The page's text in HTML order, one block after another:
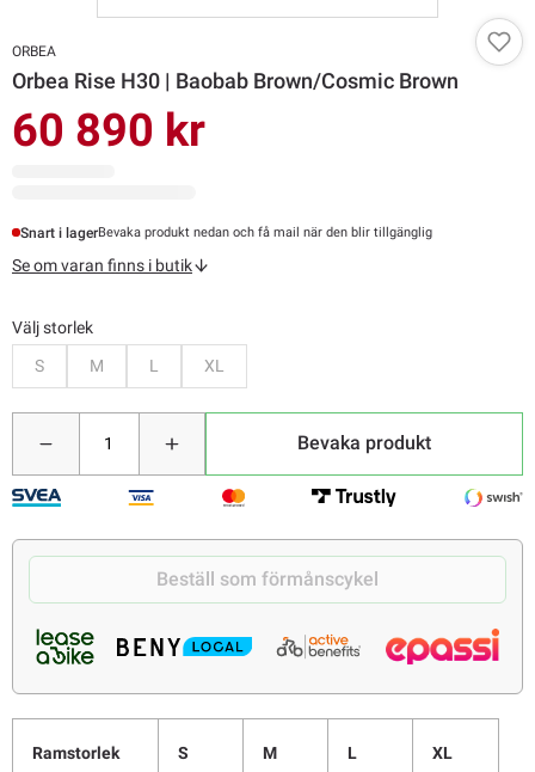
ORBEA
Orbea Rise H30 | Baobab Brown/Cosmic Brown
60 890 kr
Snart i lagerBevaka produkt nedan och få mail när den blir tillgänglig
Se om varan finns i butik
Välj storlek
S
M L XL
Bevaka produkt
Beställ som förmånscykel
Ramstorlek S M L XL